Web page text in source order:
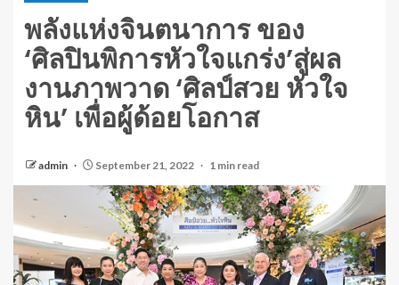
พลังแห่งจินตนาการ ของ
‘ศิลปินพิการหัวใจแกร่ง’สู่ผล
งานภาพวาด ‘ศิลป์สวย หัวใจ
หิน’ เพื่อผู้ด้อยโอกาส
admin September 21, 2022 1 min read